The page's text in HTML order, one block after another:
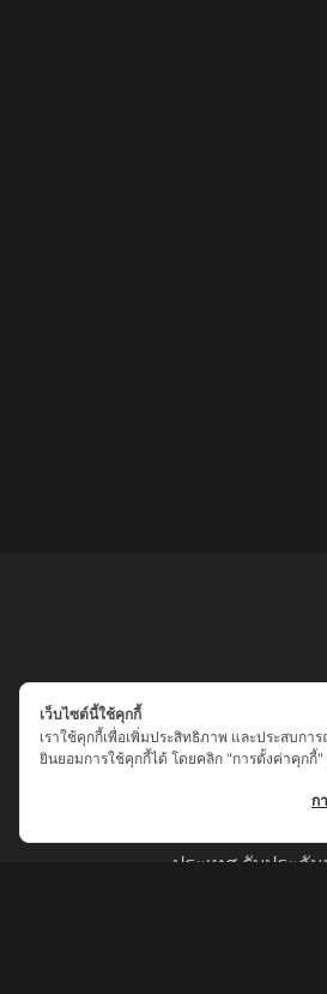
เสน่ห์เครื่อ
ศูนย์รวมพระเครื่
ประเทศ รับประกั
เว็บไซต์นี้ใช้คุกกี้
เราใช้คุกกี้เพื่อเพิ่มประสิทธิภาพ และประสบก
ยินยอมการใช้คุกกี้ได้ โดยคลิก "การตั้งค่าคุกกี้"
ก